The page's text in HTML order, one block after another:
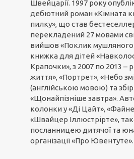
Швейцарії. 1997 року
дебютний роман «Кімната
пилку», що став
перекладений 27 мовами
вийшов «Поклик мушляного
книжка для дітей
Крапочки», з 2007 по 2013
життя», «Портрет», «Небо
(англійською мовою) та
«Щонайпізніше завтра».
колонки у «Ді Цайт»,
«Швайцер Іллюстрірте»,
посланницею дитячої та
організації «Про Ювентуте».